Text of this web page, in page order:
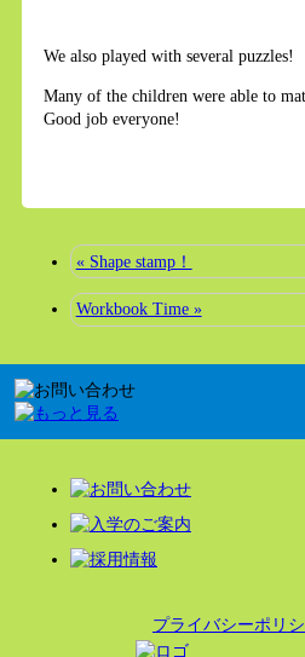
We also played with several puzzles!
Many of the children were able to
Good job everyone!
« Shape stamp！
Workbook Time »
プライバシーポリ